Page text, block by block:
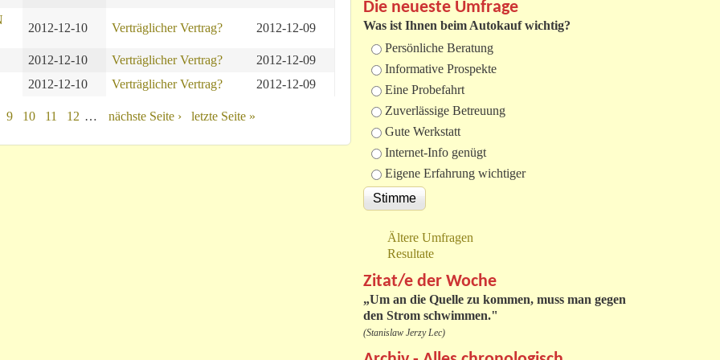
2012-12-10 Verträglicher Vertrag? 2012-12-09
2012-12-10 Verträglicher Vertrag?
2012-12-09
2012-12-10
Verträglicher Vertrag? 2012-12-09
9 10 11 12 … nächste Seite › letzte Seite »
Die neueste Umfrage
Was ist Ihnen beim Autokauf wichtig?
Auswahlmöglichkeiten
Persönliche Beratung
Informative Prospekte
Eine Probefahrt
Zuverlässige Betreuung
Gute Werkstatt
Internet-Info genügt
Eigene Erfahrung wichtiger
Ältere Umfragen
Resultate
Zitat/e der Woche
„Um an die Quelle zu kommen, muss man gegen
den Strom schwimmen."
(Stanislaw Jerzy Lec)